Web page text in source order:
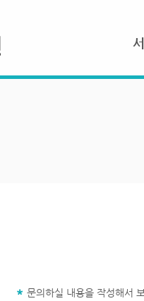
문의하실 내용을 작성해서